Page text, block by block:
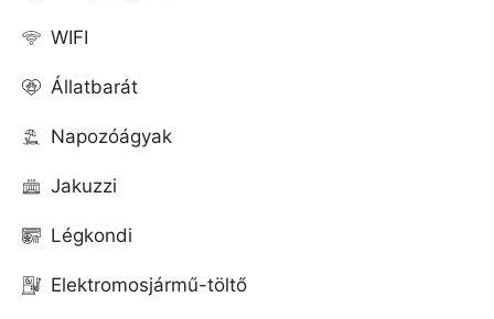
WIFI
Állatbarát
Napozóágyak
Jakuzzi
Légkondi
Elektromosjármű-töltő